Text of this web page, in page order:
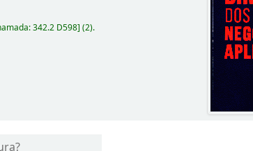
342.2 D598](2).